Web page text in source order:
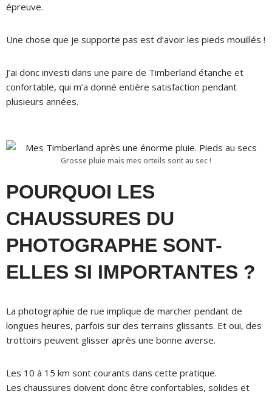
épreuve.
Une chose que je supporte pas est d’avoir les pieds mouillés !
J’ai donc investi dans une paire de Timberland étanche et
confortable, qui m’a donné entière satisfaction pendant
plusieurs années.
Grosse pluie mais mes orteils sont au sec !
POURQUOI LES
CHAUSSURES DU
PHOTOGRAPHE SONT-
ELLES SI IMPORTANTES ?
La photographie de rue implique de marcher pendant de
longues heures, parfois sur des terrains glissants. Et oui, des
trottoirs peuvent glisser après une bonne averse.
Les 10 à 15 km sont courants dans cette pratique.
Les chaussures doivent donc être confortables, solides et